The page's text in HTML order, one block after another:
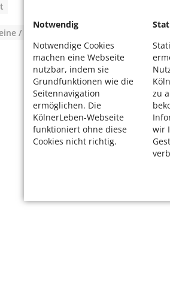
Notwendig
Notwendige Cookies
machen eine Webseite
nutzbar, indem sie
Grundfunktionen wie die
Seitennavigation
ermöglichen. Die
KölnerLeben-Webseite
funktioniert ohne diese
Cookies nicht richtig.
zu
wir
/ Organisationen